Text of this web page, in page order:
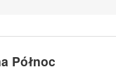
Północ